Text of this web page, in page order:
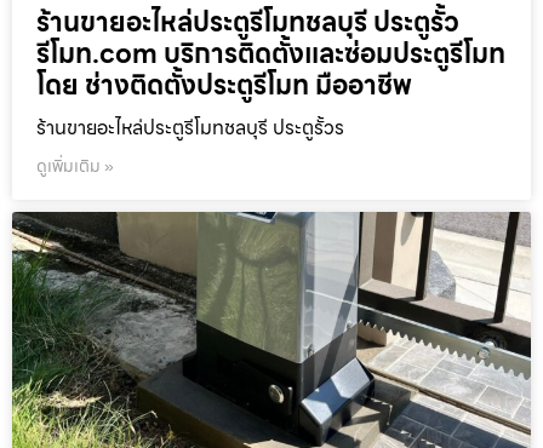
ร้านขายอะไหล่ประตูรีโมทชลบุรี ประตูรั้ว
รีโมท.com บริการติดตั้งและซ่อมประตูรีโมท
โดย ช่างติดตั้งประตูรีโมท มืออาชีพ
ร้านขายอะไหล่ประตูรีโมทชลบุรี ประตูรั้วร
ดูเพิ่มเติม »